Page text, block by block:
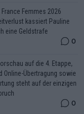
Femmes 2026
kassiert Pauline
eine Geldstrafe
0
auf die 4. Etappe,
Online-Übertragung sowie
steht auf der einzigen
0